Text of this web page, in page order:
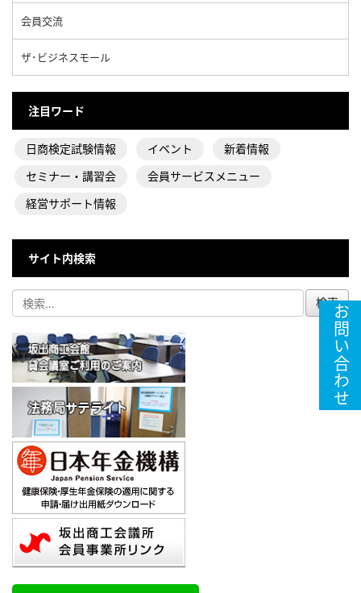
会員交流
ザ･ビジネスモール
注目ワード
日商検定試験情報 イベント
新着情報
セミナー・講習会
会員サービスメニュー
経営サポート情報
サイト内検索
お問い合わせ